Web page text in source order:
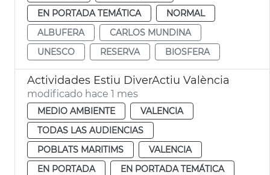
EN PORTADA TEMÁTICA
NORMAL
ALBUFERA
CARLOS MUNDINA
UNESCO
RESERVA BIOSFERA
Actividades Estiu DiverActiu València
modificado hace 1 mes
MEDIO AMBIENTE
VALENCIA
TODAS LAS AUDIENCIAS
POBLATS MARITIMS
VALENCIA
EN PORTADA
EN PORTADA TEMÁTICA